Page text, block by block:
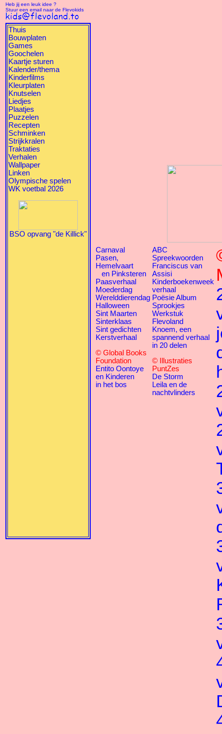
Heb jij een leuk idee ?
Stuur een email naar de Flevokids
Thuis
Bouwplaten
Games
Goochelen
Kaartje sturen
Kalender/thema
Kinderfilms
Kleurplaten
Knutselen
Liedjes
Plaatjes
Puzzelen
Recepten
Schminken
Strijkkralen
Traktaties
Verhalen
Wallpaper
Linken
Olympische spelen
WK voetbal 2026
BSO opvang "de Killick"
Carnaval
Pasen,
Hemelvaart
en Pinksteren
Paasverhaal
Moederdag
Werelddierendag
Halloween
Sint Maarten
Sinterklaas
Sint gedichten
Kerstverhaal
© Global Books
Foundation
Entito Oontoye
en Kinderen
in het bos
ABC
Spreekwoorden
Franciscus van
Assisi
Kinderboekenweek
verhaal
Poësie Album
Sprookjes
Werkstuk
Flevoland
Knoem, een
spannend verhaal
in 20 delen
© Illustraties
PuntZes
De Storm
Leila en de
nachtvlinders